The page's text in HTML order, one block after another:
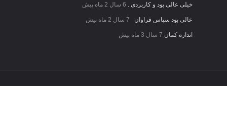
خیلی عالی بود و کاربردی . 6 سال 2 ماه پیش
عالی بود سپاس فراوان 7 سال 2 ماه پیش
اندازه کمان 7 سال 3 ماه پیش